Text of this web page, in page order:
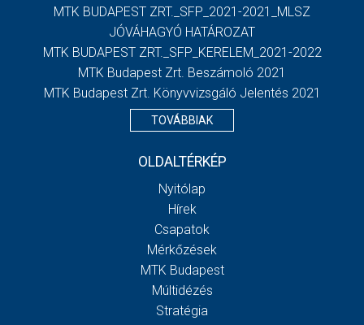
MTK BUDAPEST ZRT._SFP_2021-2021_MLSZ
JÓVÁHAGYÓ HATÁROZAT
MTK BUDAPEST ZRT._SFP_KERELEM_2021-2022
MTK Budapest Zrt. Beszámoló 2021
MTK Budapest Zrt. Könyvvizsgáló Jelentés 2021
TOVÁBBIAK
OLDALTÉRKÉP
Nyitólap
Hírek
Csapatok
Mérkőzések
MTK Budapest
Múltidézés
Stratégia